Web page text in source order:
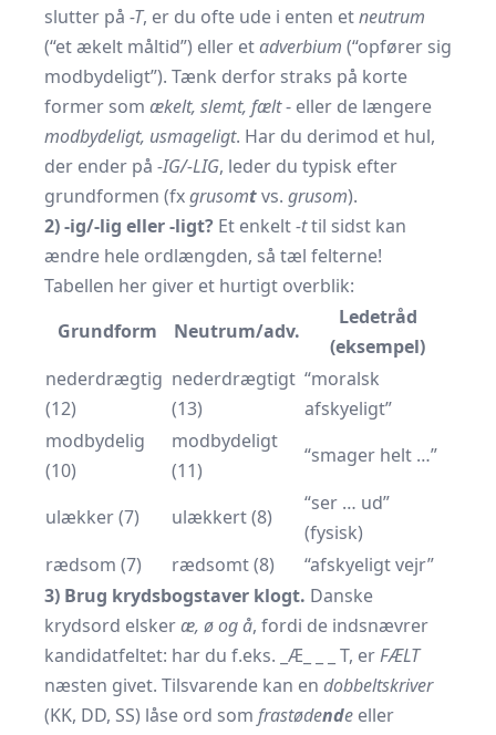
slutter på -T, er du ofte ude i enten etneutrum
(“et ækelt måltid”) eller etadverbium (“opfører sig
modbydeligt”). Tænk derfor straks på korte
former som ækelt, slemt, fælt- eller de længere
modbydeligt, usmageligt. Har du derimod et hul,
der ender på -IG/-LIG, leder du typisk efter
grundformen (fxgrusomtvs. grusom).
2) -ig/-lig eller -ligt? Et enkelt-ttil sidst kan
ændre hele ordlængden, så tæl felterne!
Tabellen her giver et hurtigt overblik:
Grundform
Neutrum/adv.
Ledetråd
(eksempel)
nederdrægtig
(12)
nederdrægtigt
(13)
“moralsk
afskyeligt”
modbydelig
(10)
modbydeligt
(11)
“smager helt …”
ulækker (7) ulækkert (8)
“ser … ud”
(fysisk)
rædsom (7)
rædsomt (8)
“afskyeligt vejr”
3) Brug krydsbogstaver klogt. Danske
krydsord elskeræ, ø og å, fordi de indsnævrer
kandidatfeltet: har du f.eks. _Æ_ _ _ T, erFÆLT
næsten givet. Tilsvarende kan en dobbeltskriver
(KK, DD, SS) låse ord som frastødende eller